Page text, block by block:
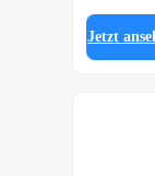
Jetzt